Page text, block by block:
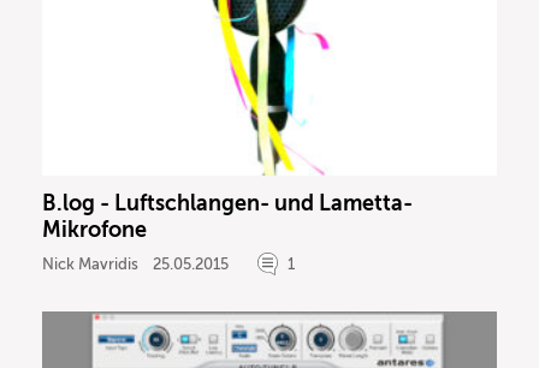
B.log - Luftschlangen- und Lametta-
Mikrofone
Nick Mavridis 25.05.2015 1